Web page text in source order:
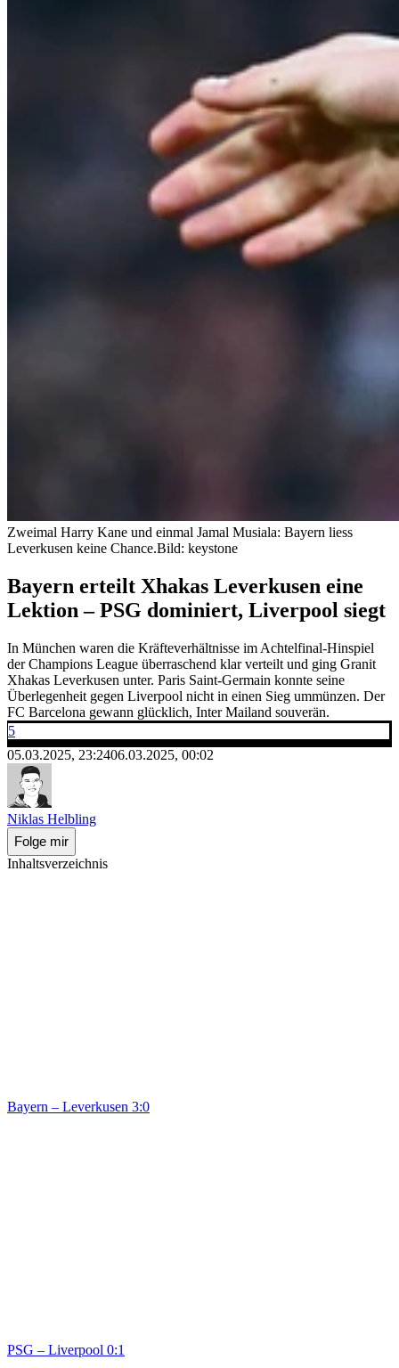
Zweimal Harry Kane und einmal Jamal Musiala: Bayern liess
Leverkusen keine Chance.Bild: keystone
Bayern erteilt Xhakas Leverkusen eine
Lektion – PSG dominiert, Liverpool siegt
In München waren die Kräfteverhältnisse im Achtelfinal-Hinspiel
der Champions League überraschend klar verteilt und ging Granit
Xhakas Leverkusen unter. Paris Saint-Germain konnte seine
Überlegenheit gegen Liverpool nicht in einen Sieg ummünzen. Der
FC Barcelona gewann glücklich, Inter Mailand souverän.
5
05.03.2025, 23:2406.03.2025, 00:02
Niklas Helbling
Folge mir
Inhaltsverzeichnis
Bayern – Leverkusen 3:0
PSG – Liverpool 0:1